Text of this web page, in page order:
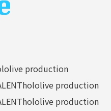
production
hololive production
hololive production